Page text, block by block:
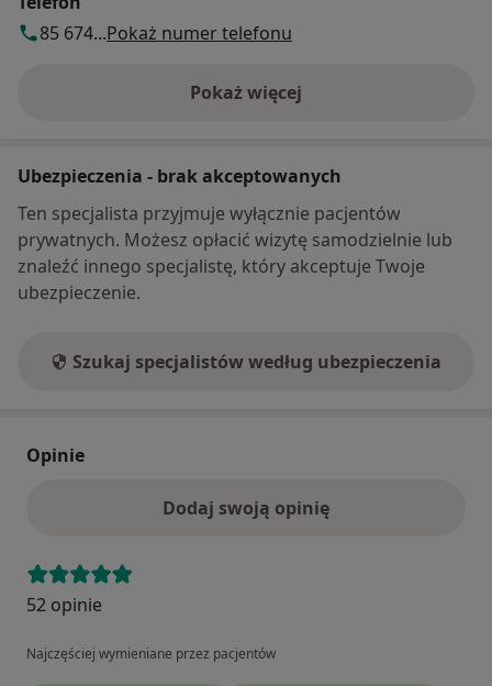
85 674...Pokaż numer telefonu
Pokaż więcej
o adresie
Ubezpieczenia - brak akceptowanych
Ten specjalista przyjmuje wyłącznie pacjentów
prywatnych. Możesz opłacić wizytę samodzielnie lub
znaleźć innego specjalistę, który akceptuje Twoje
ubezpieczenie.
Szukaj specjalistów według ubezpieczenia
Opinie
Dodaj swoją opinię
52 opinie
Najczęściej wymieniane przez pacjentów